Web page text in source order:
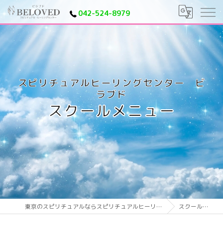
042-524-8979
スクールメニュー
東京のスピリチュアルならスピリチュアルヒーリングセンター ビラブド スクールメニュー